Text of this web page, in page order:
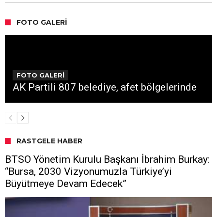
FOTO GALERI
FOTO GALERİ
AK Partili 807 belediye, afet bölgelerinde
RASTGELE HABER
BTSO Yönetim Kurulu Başkanı İbrahim Burkay:
“Bursa, 2030 Vizyonumuzla Türkiye’yi
Büyütmeye Devam Edecek”